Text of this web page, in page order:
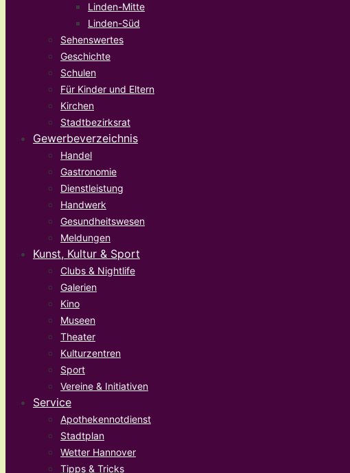
Linden-Mitte
Linden-Süd
Sehenswertes
Geschichte
Schulen
Für Kinder und Eltern
Kirchen
Stadtbezirksrat
Gewerbeverzeichnis
Handel
Gastronomie
Dienstleistung
Handwerk
Gesundheitswesen
Meldungen
Kunst, Kultur & Sport
Clubs & Nightlife
Galerien
Kino
Museen
Theater
Kulturzentren
Sport
Vereine & Initiativen
Service
Apothekennotdienst
Stadtplan
Wetter Hannover
Tipps & Tricks